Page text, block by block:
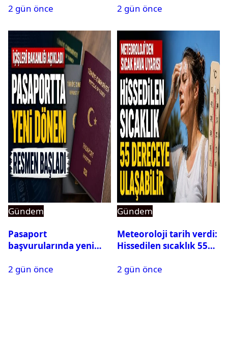
2 gün önce
alındı
2 gün önce
Gündem
Pasaport
başvurularında yeni
2 gün önce
Gündem
Meteoroloji tarih verdi:
Hissedilen sıcaklık 55
2 gün önce